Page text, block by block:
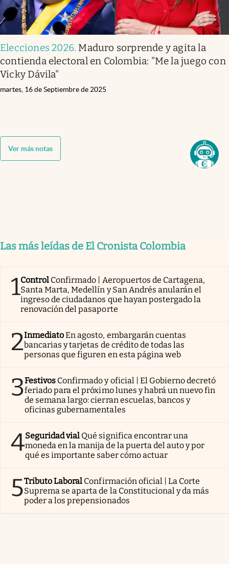
Elecciones 2026. Maduro sorprende y agita la
contienda electoral en Colombia: "Me la juego con
Vicky Dávila"
martes, 16 de Septiembre de 2025
Ver más notas
Las más leídas de El Cronista Colombia
1Control Confirmado | Aeropuertos de Cartagena,
Santa Marta, Medellín y San Andrés anularán el
ingreso de ciudadanos que hayan postergado la
renovación del pasaporte
2InmediatoEn agosto, embargarán cuentas
bancarias y tarjetas de crédito de todas las
personas que figuren en esta página web
3Festivos Confirmado y oficial | El Gobierno decretó
feriado para el próximo lunes y habrá un nuevo fin
de semana largo: cierran escuelas, bancos y
oficinas gubernamentales
4Seguridad vial Qué significa encontrar una
moneda en la manija de la puerta del auto y por
qué es importante saber cómo actuar
5Tributo Laboral Confirmación oficial | La Corte
Suprema se aparta de la Constitucional y da más
poder a los prepensionados